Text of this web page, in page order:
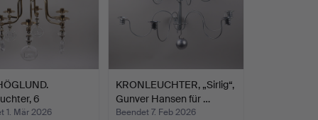
6
1. Mär 2026
KRONLEUCHTER, „Sirlig“,
Gunver Hansen für …
Beendet 7. Feb 2026